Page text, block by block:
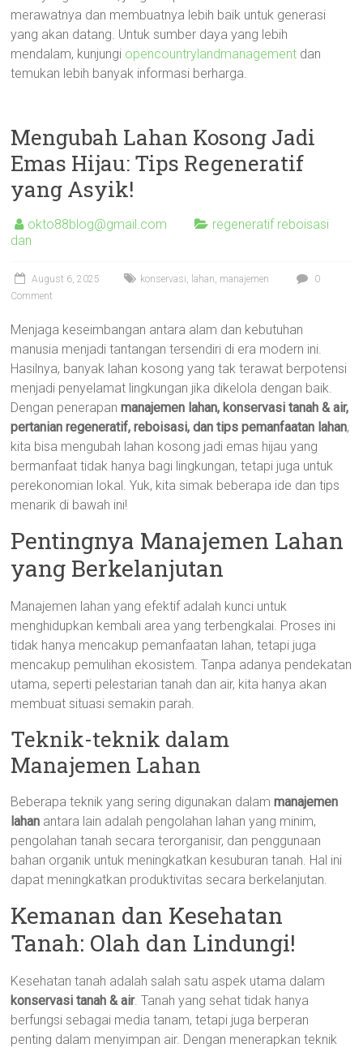
merawatnya dan membuatnya lebih baik untuk generasi
yang akan datang. Untuk sumber daya yang lebih
mendalam, kunjungi opencountrylandmanagement dan
temukan lebih banyak informasi berharga.
Mengubah Lahan Kosong Jadi
Emas Hijau: Tips Regeneratif
yang Asyik!
okto88blog@gmail.com
regeneratif reboisasi
dan
August 6, 2025 konservasi, lahan, manajemen
0
Comment
Menjaga keseimbangan antara alam dan kebutuhan
manusia menjadi tantangan tersendiri di era modern ini.
Hasilnya, banyak lahan kosong yang tak terawat berpotensi
menjadi penyelamat lingkungan jika dikelola dengan baik.
Dengan penerapanmanajemen lahan, konservasi tanah & air,
pertanian regeneratif, reboisasi, dan tips pemanfaatan lahan,
kita bisa mengubah lahan kosong jadi emas hijau yang
bermanfaat tidak hanya bagi lingkungan, tetapi juga untuk
perekonomian lokal. Yuk, kita simak beberapa ide dan tips
menarik di bawah ini!
Pentingnya Manajemen Lahan
yang Berkelanjutan
Manajemen lahan yang efektif adalah kunci untuk
menghidupkan kembali area yang terbengkalai. Proses ini
tidak hanya mencakup pemanfaatan lahan, tetapi juga
mencakup pemulihan ekosistem. Tanpa adanya pendekatan
utama, seperti pelestarian tanah dan air, kita hanya akan
membuat situasi semakin parah.
Teknik-teknik dalam
Manajemen Lahan
Beberapa teknik yang sering digunakan dalammanajemen
lahan antara lain adalah pengolahan lahan yang minim,
pengolahan tanah secara terorganisir, dan penggunaan
bahan organik untuk meningkatkan kesuburan tanah. Hal ini
dapat meningkatkan produktivitas secara berkelanjutan.
Kemanan dan Kesehatan
Tanah: Olah dan Lindungi!
Kesehatan tanah adalah salah satu aspek utama dalam
konservasi tanah & air. Tanah yang sehat tidak hanya
berfungsi sebagai media tanam, tetapi juga berperan
penting dalam menyimpan air. Dengan menerapkan teknik